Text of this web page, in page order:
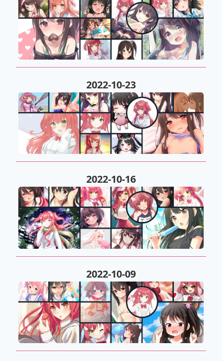
2022-10-23
2022-10-16
2022-10-09